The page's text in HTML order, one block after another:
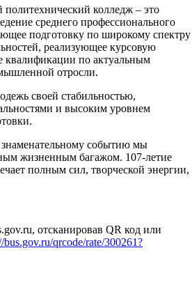
колледж – это
среднего профессионального
подготовку по широкому спектру
реализующее курсовую
квалификации по актуальным
отросли.
своей стабильностью,
и высоким уровнем
событию мы
жизненным багажом. 107-летие
полным сил, творческой энергии,
отсканировав QR код или
bus.gov.ru/qrcode/rate/300261?